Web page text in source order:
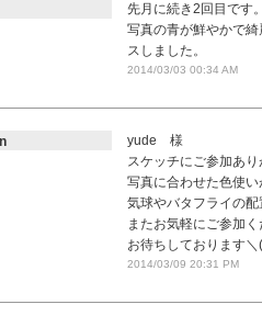
先月に続き2回目です。
写真の青が鮮やかで
スしました。
2014/03/03 00:34 AM
yude 様
スケッチにご参加あ
写真に合わせた色使
気球やバタフライの
またお気軽にご参加く
お待ちしております＼
2014/03/09 20:31 PM